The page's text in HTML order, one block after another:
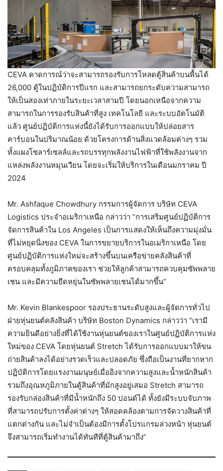
CEVA คาดการณ์ว่าจะสามารถรองรับการโหลดตู้สินค้าบนพื้นได้
26,000 ตู้ในปฏิบัติการปีแรก และสามารถยกระดับความสามารถ
ให้เป็นสองเท่าภายในระยะเวลาสามปี โดยนอกเหนือจากความ
สามารถในการรองรับสินค้าที่สูง เทคโนโลยี และระบบอัตโนมัติ
แล้ว ศูนย์ปฏิบัติการแห่งนี้ยังได้รับการออกแบบให้ปล่อยสาร
คาร์บอนในปริมาณน้อย ด้วยโครงการด้านสิ่งแวดล้อมต่างๆ รวม
ทั้งแผงโซลาร์เซลล์และรถบรรทุกพลังงานไฟฟ้าที่ใช้พลังงานจาก
แหล่งพลังงานหมุนเวียน โดยจะเริ่มให้บริการในเดือนมกราคม ปี
2024
Mr. Ashfaque Chowdhury กรรมการผู้จัดการ บริษัท CEVA
Logistics ประจำอเมริกาเหนือ กล่าวว่า “การเสริมศูนย์ปฏิบัติการ
จัดการสินค้าใน Los Angeles เป็นการแสดงให้เห็นถึงความมุ่งมั่น
ที่ไม่หยุดนิ่งของ CEVA ในการขยายบริการในอเมริกาเหนือ โดย
ศูนย์ปฏิบัติการแห่งใหม่จะสร้างขึ้นบนเครือข่ายคลังสินค้าที่
ครอบคลุมทั้งภูมิภาคของเรา ช่วยให้ลูกค้าสามารถควบคุมซัพพลาย
เชน และมีความยืดหยุ่นในซัพพลายเชนได้มากขึ้น”
Mr. Kevin Blankespoor รองประธานระดับสูงและผู้จัดการทั่วไป
ฝ่ายหุ่นยนต์คลังสินค้า บริษัท Boston Dynamics กล่าวว่า “เรามี
ความยินดีอย่างยิ่งที่ได้ใช้งานหุ่นยนต์ของเราในศูนย์ปฏิบัติการแห่ง
ใหม่ของ CEVA โดยหุ่นยนต์ Stretch ได้รับการออกแบบมาให้ขน
ถ่ายสินค้าลงได้อย่างรวดเร็วและปลอดภัย ซึ่งถือเป็นงานที่ยากหาก
ปฏิบัติการโดยแรงงานมนุษย์เมื่ออิงจากความสูงและน้ำหนักสินค้า
รวมถึงอุณหภูมิภายในตู้สินค้าที่มักสูงอยู่เสมอ Stretch สามารถ
รองรับกล่องสินค้าที่มีน้ำหนักถึง 50 ปอนด์ได้ ทั้งยังมีระบบจับภาพ
ที่สามารถปรับการตั้งค่าต่างๆ ให้สอดคล้องตามการจัดวางสินค้าที่
แตกต่างกัน และไม่จำเป็นต้องมีการตั้งโปรแกรมล่วงหน้า หุ่นยนต์
จึงสามารถเริ่มทำงานได้ทันทีที่ตู้สินค้ามาถึง”